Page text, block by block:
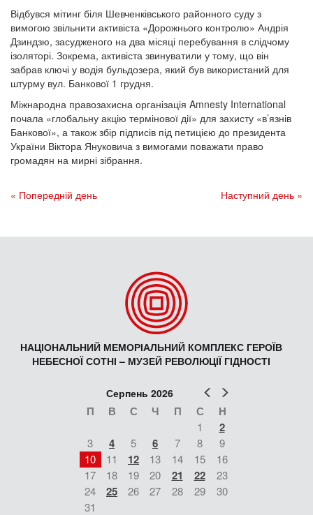
Відбувся мітинг біля Шевченківського районного суду з
вимогою звільнити активіста «Дорожнього контролю» Андрія
Дзиндзю, засудженого на два місяці перебування в слідчому
ізоляторі. Зокрема, активіста звинуватили у тому, що він
забрав ключі у водія бульдозера, який був використаний для
штурму вул. Банкової 1 грудня.
Міжнародна правозахисна організація Amnesty International
почала «глобальну акцію термінової дії» для захисту «в’язнів
Банкової», а також збір підписів під петицією до президента
України Віктора Януковича з вимогами поважати право
громадян на мирні зібрання.
« Попередній день Наступний день »
НАЦІОНАЛЬНИЙ МЕМОРІАЛЬНИЙ КОМПЛЕКС ГЕРОЇВ
НЕБЕСНОЇ СОТНІ – МУЗЕЙ РЕВОЛЮЦІЇ ГІДНОСТІ
Попер
Серпень 2026
П В С Ч П С Н
1 2
3 4 5 6 7 8
9
10
11 12 13 14 15
16
17
18 19 20 21 22
23
24
25 26 27 28 29
30
31